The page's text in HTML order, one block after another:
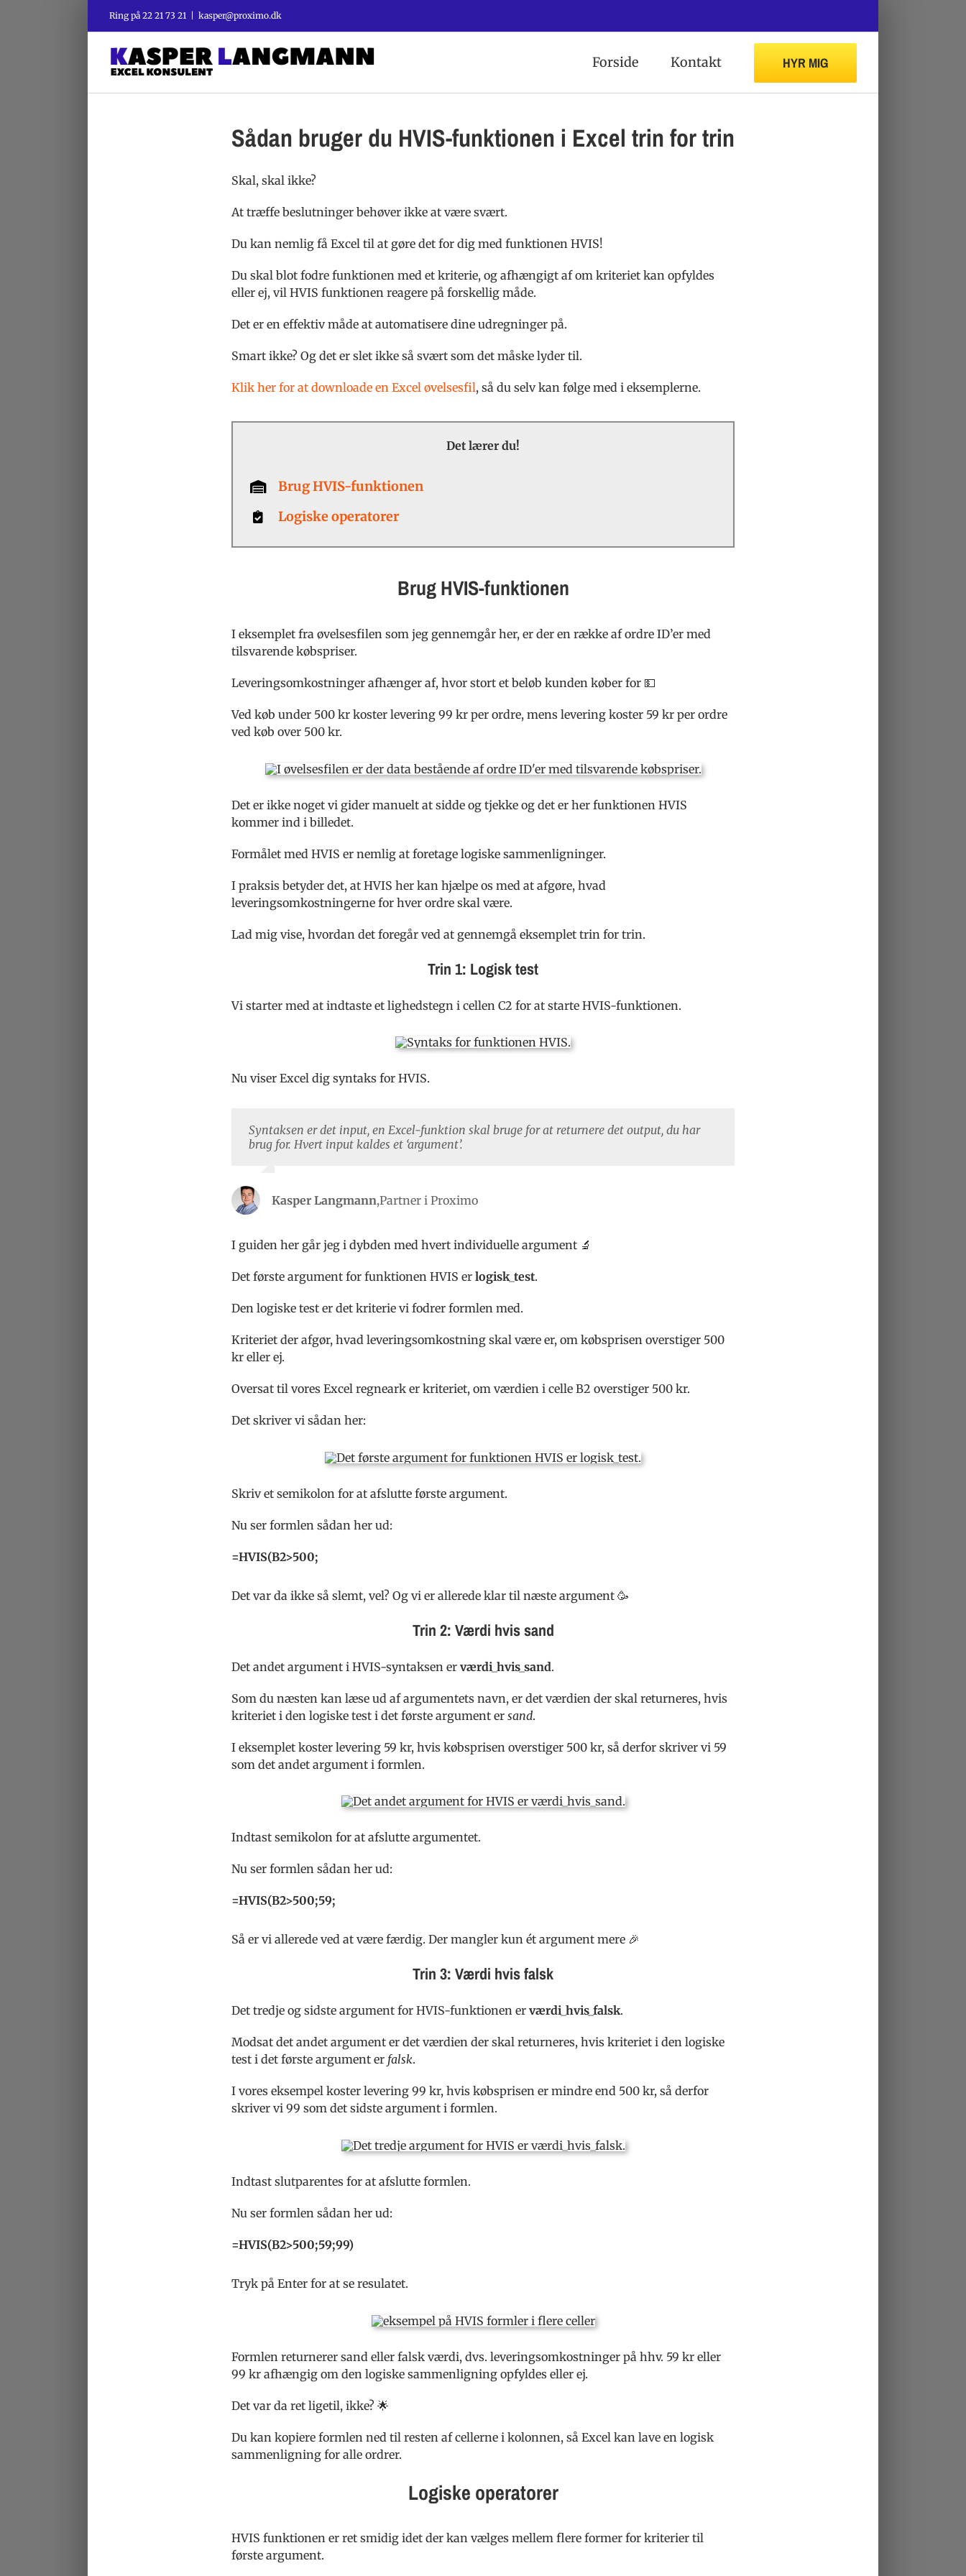
Ring på 22 21 73 21 kasper@proximo.dk
Forside Kontakt HYR MIG
Sådan bruger du HVIS-funktionen i Excel trin for trin
Skal, skal ikke?
At træffe beslutninger behøver ikke at være svært.
Du kan nemlig få Excel til at gøre det for dig med funktionen HVIS!
Du skal blot fodre funktionen med et kriterie, og afhængigt af om kriteriet kan opfyldes
eller ej, vil HVIS funktionen reagere på forskellig måde.
Det er en effektiv måde at automatisere dine udregninger på.
Smart ikke? Og det er slet ikke så svært som det måske lyder til.
Klik her for at downloade en Excel øvelsesfil, så du selv kan følge med i eksemplerne.
Det lærer du!
Brug HVIS-funktionen
Logiske operatorer
Brug HVIS-funktionen
I eksemplet fra øvelsesfilen som jeg gennemgår her, er der en række af ordre ID’er med
tilsvarende købspriser.
Leveringsomkostninger afhænger af, hvor stort et beløb kunden køber for 💵
Ved køb under 500 kr koster levering 99 kr per ordre, mens levering koster 59 kr per ordre
ved køb over 500 kr.
Det er ikke noget vi gider manuelt at sidde og tjekke og det er her funktionen HVIS
kommer ind i billedet.
Formålet med HVIS er nemlig at foretage logiske sammenligninger.
I praksis betyder det, at HVIS her kan hjælpe os med at afgøre, hvad
leveringsomkostningerne for hver ordre skal være.
Lad mig vise, hvordan det foregår ved at gennemgå eksemplet trin for trin.
Trin 1: Logisk test
Vi starter med at indtaste et lighedstegn i cellen C2 for at starte HVIS-funktionen.
Nu viser Excel dig syntaks for HVIS.
Syntaksen er det input, en Excel-funktion skal bruge for at returnere det output, du har
brug for. Hvert input kaldes et ‘argument’.
Kasper Langmann,Partner i Proximo
I guiden her går jeg i dybden med hvert individuelle argument 🔬
Det første argument for funktionen HVIS er logisk_test.
Den logiske test er det kriterie vi fodrer formlen med.
Kriteriet der afgør, hvad leveringsomkostning skal være er, om købsprisen overstiger 500
kr eller ej.
Oversat til vores Excel regneark er kriteriet, om værdien i celle B2 overstiger 500 kr.
Det skriver vi sådan her:
Skriv et semikolon for at afslutte første argument.
Nu ser formlen sådan her ud:
=HVIS(B2>500;
Det var da ikke så slemt, vel? Og vi er allerede klar til næste argument 🥳
Trin 2: Værdi hvis sand
Det andet argument i HVIS-syntaksen er værdi_hvis_sand.
Som du næsten kan læse ud af argumentets navn, er det værdien der skal returneres, hvis
kriteriet i den logiske test i det første argument er sand.
I eksemplet koster levering 59 kr, hvis købsprisen overstiger 500 kr, så derfor skriver vi 59
som det andet argument i formlen.
Indtast semikolon for at afslutte argumentet.
Nu ser formlen sådan her ud:
=HVIS(B2>500;59;
Så er vi allerede ved at være færdig. Der mangler kun ét argument mere 🎉
Trin 3: Værdi hvis falsk
Det tredje og sidste argument for HVIS-funktionen er værdi_hvis_falsk.
Modsat det andet argument er det værdien der skal returneres, hvis kriteriet i den logiske
test i det første argument er falsk.
I vores eksempel koster levering 99 kr, hvis købsprisen er mindre end 500 kr, så derfor
skriver vi 99 som det sidste argument i formlen.
Indtast slutparentes for at afslutte formlen.
Nu ser formlen sådan her ud:
=HVIS(B2>500;59;99)
Tryk på Enter for at se resulatet.
Formlen returnerer sand eller falsk værdi, dvs. leveringsomkostninger på hhv. 59 kr eller
99 kr afhængig om den logiske sammenligning opfyldes eller ej.
Det var da ret ligetil, ikke? 🌟
Du kan kopiere formlen ned til resten af cellerne i kolonnen, så Excel kan lave en logisk
sammenligning for alle ordrer.
Logiske operatorer
HVIS funktionen er ret smidig idet der kan vælges mellem flere former for kriterier til
første argument.